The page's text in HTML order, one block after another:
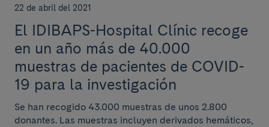
22 de abril del 2021
El IDIBAPS-Hospital Clínic recoge
en un año más de 40.000
muestras de pacientes de COVID-
19 para la investigación
Se han recogido 43.000 muestras de unos 2.800
donantes. Las muestras incluyen derivados hemáticos,